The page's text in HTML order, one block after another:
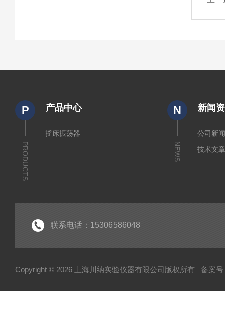
P
PRODUCTS
产品中心
摇床振荡器
N
NEWS
新闻
公司新
技术文
联系电话：15306586048
Copyright © 2026 上海川纳实验仪器有限公司版权所有 备案号